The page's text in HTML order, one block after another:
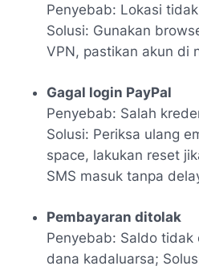
Penyebab: Lokasi
Solusi: Gunakan
VPN, pastikan akun di
Gagal login PayPal
Penyebab: Salah
Solusi: Periksa ulang
space, lakukan reset
SMS masuk tanpa
Pembayaran ditolak
Penyebab: Saldo tidak
dana kadaluarsa;